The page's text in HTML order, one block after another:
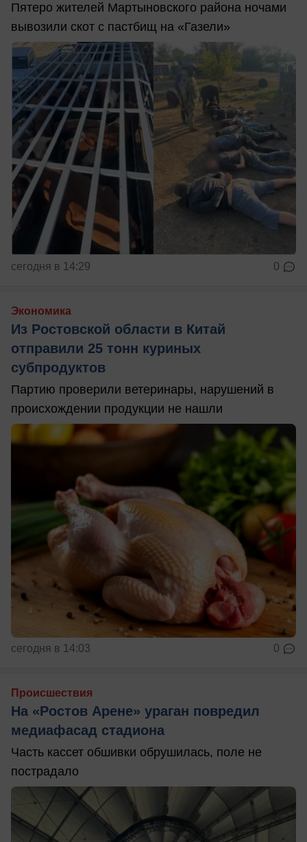
Пятеро жителей Мартыновского района ночами
вывозили скот с пастбищ на «Газели»
сегодня в 14:29 0
Экономика
Из Ростовской области в Китай
отправили 25 тонн куриных
субпродуктов
Партию проверили ветеринары, нарушений в
происхождении продукции не нашли
сегодня в 14:03 0
Происшествия
На «Ростов Арене» ураган повредил
медиафасад стадиона
Часть кассет обшивки обрушилась, поле не
пострадало